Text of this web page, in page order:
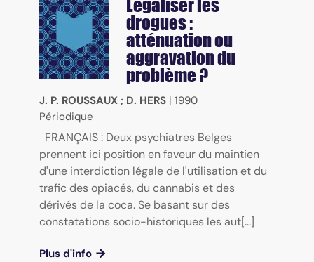
Légaliser les
drogues :
atténuation ou
aggravation du
problème ?
J. P. ROUSSAUX ; D. HERS | 1990
Périodique
FRANÇAIS : Deux psychiatres Belges
prennent ici position en faveur du maintien
d'une interdiction légale de l'utilisation et du
trafic des opiacés, du cannabis et des
dérivés de la coca. Se basant sur des
constatations socio-historiques les aut[...]
Plus d'info